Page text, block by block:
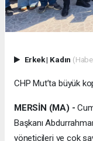
Erkek| Kadın
CHP Mut’ta büyük
MERSİN (MA) -
Başkanı
yöneticileri ve çok